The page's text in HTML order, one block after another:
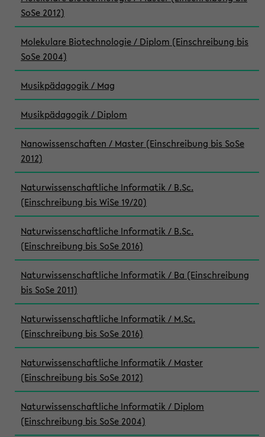
SoSe 2012)
Molekulare Biotechnologie / Diplom (Einschreibung bis
SoSe 2004)
Musikpädagogik / Mag
Musikpädagogik / Diplom
Nanowissenschaften / Master (Einschreibung bis SoSe
2012)
Naturwissenschaftliche Informatik / B.Sc.
(Einschreibung bis WiSe 19/20)
Naturwissenschaftliche Informatik / B.Sc.
(Einschreibung bis SoSe 2016)
Naturwissenschaftliche Informatik / Ba (Einschreibung
bis SoSe 2011)
Naturwissenschaftliche Informatik / M.Sc.
(Einschreibung bis SoSe 2016)
Naturwissenschaftliche Informatik / Master
(Einschreibung bis SoSe 2012)
Naturwissenschaftliche Informatik / Diplom
(Einschreibung bis SoSe 2004)